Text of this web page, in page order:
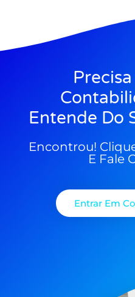
Entende Do
Encontrou!
E Fale
Entrar Em